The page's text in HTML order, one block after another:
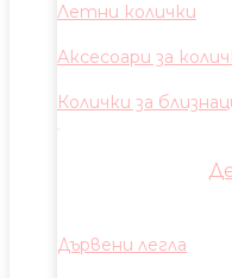
Летни колички
Аксесоари за
Колички за
Дървени легла